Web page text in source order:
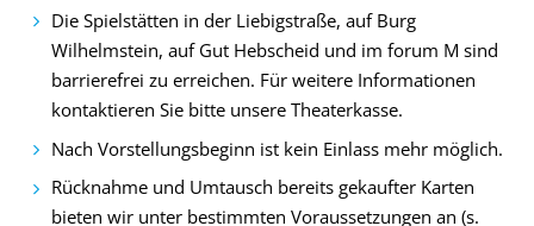
Die Spielstätten in der Liebigstraße, auf Burg
Wilhelmstein, auf Gut Hebscheid und im forum M sind
barrierefrei zu erreichen. Für weitere Informationen
kontaktieren Sie bitte unsere Theaterkasse.
Nach Vorstellungsbeginn ist kein Einlass mehr möglich.
Rücknahme und Umtausch bereits gekaufter Karten
bieten wir unter bestimmten Voraussetzungen an (s.